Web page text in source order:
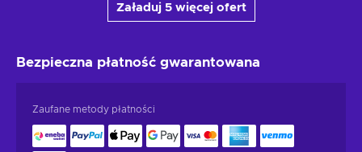
Załaduj 5 więcej ofert
Bezpieczna płatność gwarantowana
Zaufane metody płatności